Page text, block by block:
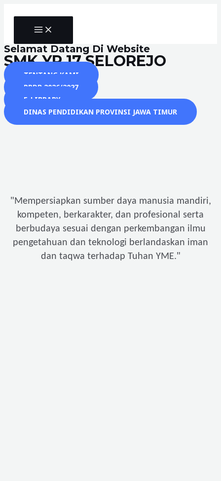
MAIN
MENU
Selamat Datang Di Website
SMK YP 17 SELOREJO
TENTANG KAMI
PPDB 2026/2027
E-LIBRARY
DINAS PENDIDIKAN PROVINSI JAWA TIMUR
"Mempersiapkan sumber daya manusia mandiri,
kompeten, berkarakter, dan profesional serta
berbudaya sesuai dengan perkembangan ilmu
pengetahuan dan teknologi berlandaskan iman
dan taqwa terhadap Tuhan YME."